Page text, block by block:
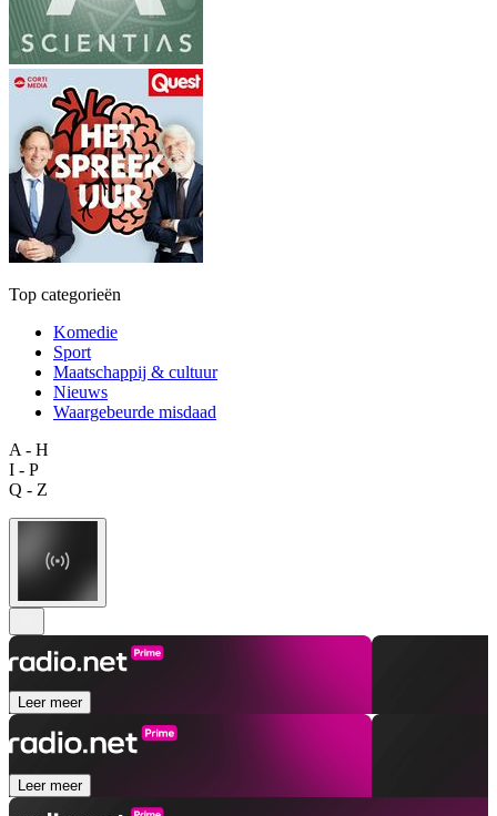
Top categorieën
Komedie
Sport
Maatschappij & cultuur
Nieuws
Waargebeurde misdaad
A - H
I - P
Q - Z
Leer meer
Leer meer